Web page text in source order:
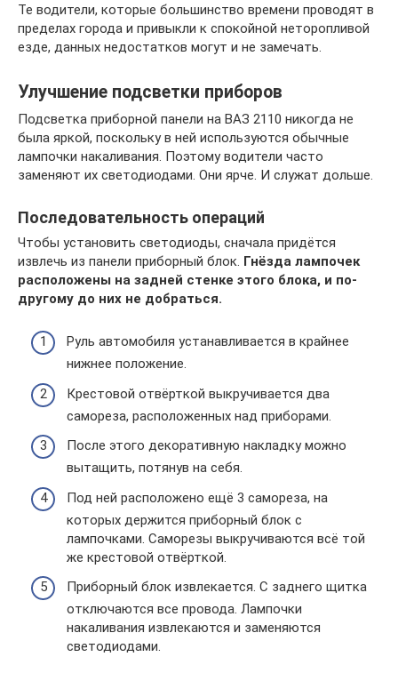
Те водители, которые большинство времени проводят в
пределах города и привыкли к спокойной неторопливой
езде, данных недостатков могут и не замечать.
Улучшение подсветки приборов
Подсветка приборной панели на ВАЗ 2110 никогда не
была яркой, поскольку в ней используются обычные
лампочки накаливания. Поэтому водители часто
заменяют их светодиодами. Они ярче. И служат дольше.
Последовательность операций
Чтобы установить светодиоды, сначала придётся
извлечь из панели приборный блок. Гнёзда лампочек
расположены на задней стенке этого блока, и по-
другому до них не добраться.
Руль автомобиля устанавливается в крайнее
нижнее положение.
Крестовой отвёрткой выкручивается два
самореза, расположенных над приборами.
После этого декоративную накладку можно
вытащить, потянув на себя.
Под ней расположено ещё 3 самореза, на
которых держится приборный блок с
лампочками. Саморезы выкручиваются всё той
же крестовой отвёрткой.
Приборный блок извлекается. С заднего щитка
отключаются все провода. Лампочки
накаливания извлекаются и заменяются
светодиодами.